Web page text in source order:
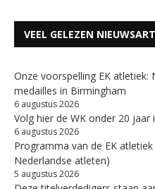
VEEL GELEZEN
Onze voorspelling EK
medailles in Birmingham
6 augustus 2026
Volg hier de WK onder 20 jaar
6 augustus 2026
Programma van de EK
Nederlandse atleten)
5 augustus 2026